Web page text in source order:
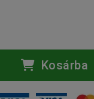
Kosárba